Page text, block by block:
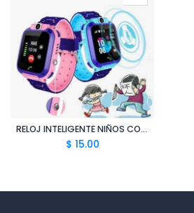
RELOJ INTELIGENTE NIÑOS CON GPS Q12 HKSBOX
$ 15.00